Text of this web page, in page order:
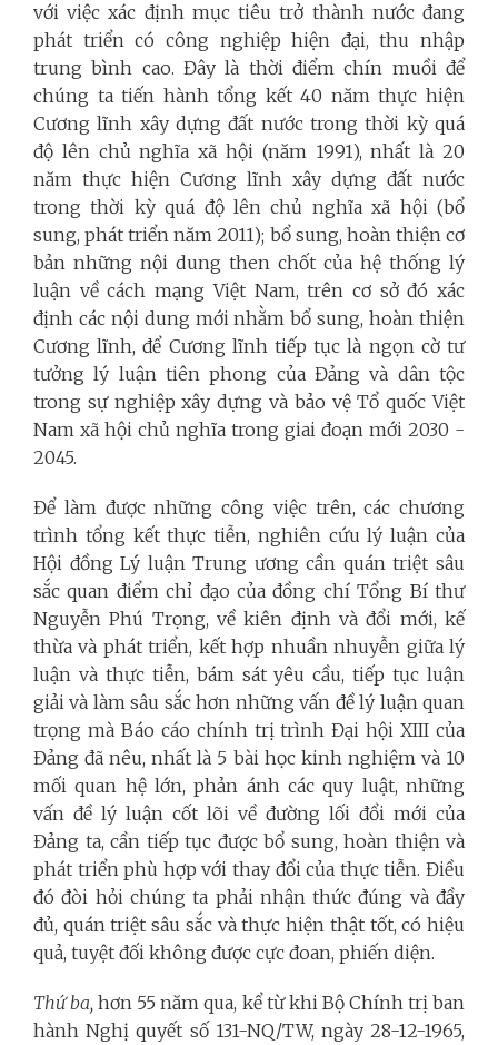
với việc xác định mục tiêu trở thành nước đang
phát triển có công nghiệp hiện đại, thu nhập
trung bình cao. Đây là thời điểm chín muồi để
chúng ta tiến hành tổng kết 40 năm thực hiện
Cương lĩnh xây dựng đất nước trong thời kỳ quá
độ lên chủ nghĩa xã hội (năm 1991), nhất là 20
năm thực hiện Cương lĩnh xây dựng đất nước
trong thời kỳ quá độ lên chủ nghĩa xã hội (bổ
sung, phát triển năm 2011); bổ sung, hoàn thiện cơ
bản những nội dung then chốt của hệ thống lý
luận về cách mạng Việt Nam, trên cơ sở đó xác
định các nội dung mới nhằm bổ sung, hoàn thiện
Cương lĩnh, để Cương lĩnh tiếp tục là ngọn cờ tư
tưởng lý luận tiên phong của Đảng và dân tộc
trong sự nghiệp xây dựng và bảo vệ Tổ quốc Việt
Nam xã hội chủ nghĩa trong giai đoạn mới 2030 -
2045.
Để làm được những công việc trên, các chương
trình tổng kết thực tiễn, nghiên cứu lý luận của
Hội đồng Lý luận Trung ương cần quán triệt sâu
sắc quan điểm chỉ đạo của đồng chí Tổng Bí thư
Nguyễn Phú Trọng, về kiên định và đổi mới, kế
thừa và phát triển, kết hợp nhuần nhuyễn giữa lý
luận và thực tiễn, bám sát yêu cầu, tiếp tục luận
giải và làm sâu sắc hơn những vấn đề lý luận quan
trọng mà Báo cáo chính trị trình Đại hội XIII của
Đảng đã nêu, nhất là 5 bài học kinh nghiệm và 10
mối quan hệ lớn, phản ánh các quy luật, những
vấn đề lý luận cốt lõi về đường lối đổi mới của
Đảng ta, cần tiếp tục được bổ sung, hoàn thiện và
phát triển phù hợp với thay đổi của thực tiễn. Điều
đó đòi hỏi chúng ta phải nhận thức đúng và đầy
đủ, quán triệt sâu sắc và thực hiện thật tốt, có hiệu
quả, tuyệt đối không được cực đoan, phiến diện.
Thứ ba, hơn 55 năm qua, kể từ khi Bộ Chính trị ban
hành Nghị quyết số 131-NQ/TW, ngày 28-12-1965,